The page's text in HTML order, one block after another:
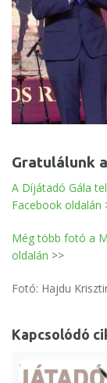
Gratulálunk
A Díjátadó Gála
Facebook oldalán
Még több fotó a
oldalán >>
Fotó: Hajdu
Kapcsolódó